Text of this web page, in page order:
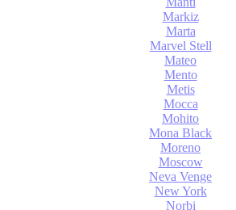
Markiz
Marta
Marvel Stell
Mateo
Mento
Metis
Mocca
Mohito
Mona Black
Moreno
Moscow
Neva Venge
New York
Norbi